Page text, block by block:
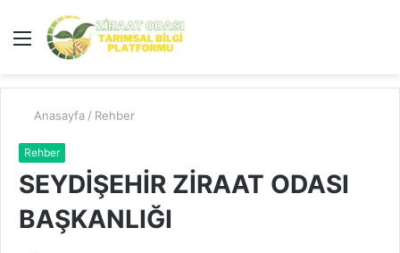
Menü
...
Anasayfa / Rehber
Rehber
SEYDİŞEHİR ZİRAAT ODASI
BAŞKANLIĞI